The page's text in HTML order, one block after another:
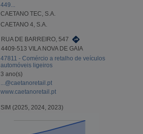
449...
CAETANO TEC, S.A.
CAETANO 4, S.A.
RUA DE BARREIRO, 547
4409-513 VILA NOVA DE GAIA
47811 - Comércio a retalho de veículos
automóveis ligeiros
3 ano(s)
...@caetanoretail.pt
www.caetanoretail.pt
SIM (2025, 2024, 2023)